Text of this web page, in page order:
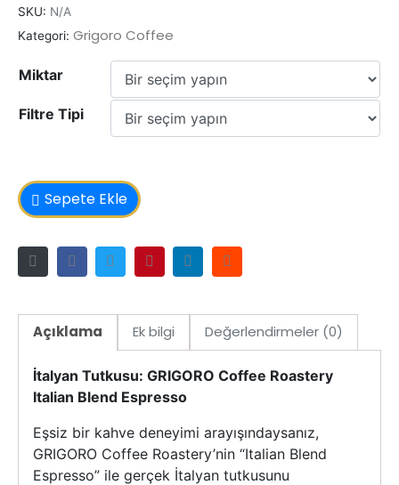
SKU: N/A
Kategori: Grigoro Coffee
Miktar
Filtre Tipi
Sepete Ekle
Açıklama Ek bilgi Değerlendirmeler (0)
İtalyan Tutkusu: GRIGORO Coffee Roastery
Italian Blend Espresso
Eşsiz bir kahve deneyimi arayışındaysanız,
GRIGORO Coffee Roastery’nin “Italian Blend
Espresso” ile gerçek İtalyan tutkusunu